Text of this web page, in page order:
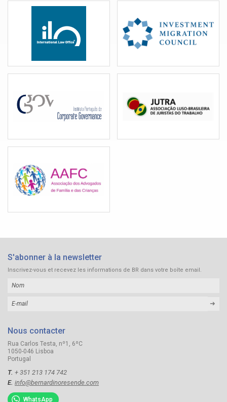
S'abonner à la newsletter
Inscrivez-vous et recevez les informations de BR dans votre boîte email.
➜
Nous contacter
Rua Carlos Testa, nº1, 6ºC
1050-046 Lisboa
Portugal
T. + 351 213 174 742
E. info@bernardinoresende.com
WhatsApp